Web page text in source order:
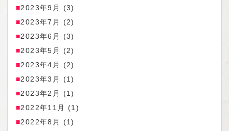
2023年9月
(3)
2023年7月
(2)
2023年6月
(3)
2023年5月
(2)
2023年4月
(2)
2023年3月
(1)
2023年2月
(1)
2022年11月
(1)
2022年8月
(1)